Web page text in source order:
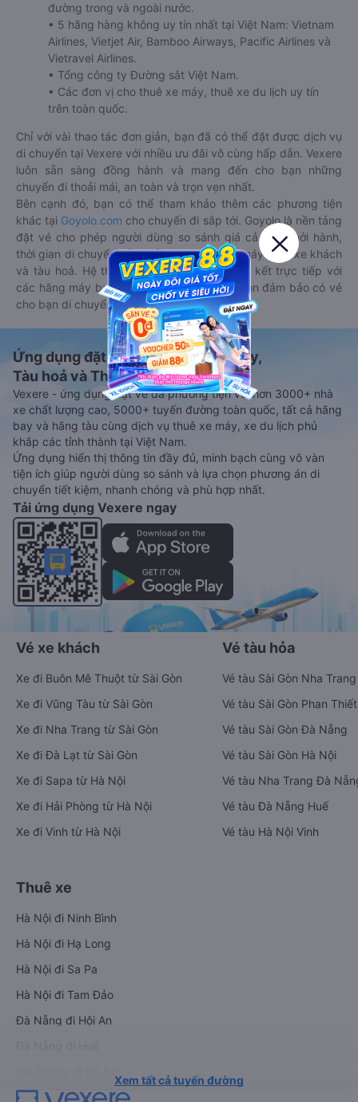
đường trong và ngoài nước.
• 5 hãng hàng không uy tín nhất tại Việt Nam: Vietnam
Airlines, Vietjet Air, Bamboo Airways, Pacific Airlines và
Vietravel Airlines.
• Tổng công ty Đường sắt Việt Nam.
• Các đơn vị cho thuê xe máy, thuê xe du lịch uy tín
trên toàn quốc.
Chỉ với vài thao tác đơn giản, bạn đã có thể đặt được dịch vụ
di chuyển tại Vexere với nhiều ưu đãi vô cùng hấp dẫn. Vexere
luôn sẵn sàng đồng hành và mang đến cho bạn những
chuyến đi thoải mái, an toàn và trọn vẹn nhất.
Bên cạnh đó, bạn có thể tham khảo thêm các phương tiện
khác tại Goyolo.com cho chuyến đi sắp tới. Goyolo là nền tảng
đặt vé cho phép người dùng so sánh giá cả, giờ khởi hành,
thời gian di chuyển của nhiều phương tiện máy bay, xe khách
và tàu hoả. Hệ thống của Goyolo được liên kết trực tiếp với
các hãng máy bay, xe khách và tàu hoả, luôn đảm bảo có vé
cho bạn di chuyển.
Ứng dụng đặt vé Xe khách, Máy bay,
Tàu hoả và Thuê xe
Vexere - ứng dụng đặt vé đa phương tiện với hơn 3000+ nhà
xe chất lượng cao, 5000+ tuyến đường toàn quốc, tất cả hãng
bay và hãng tàu cùng dịch vụ thuê xe máy, xe du lịch phủ
khắp các tỉnh thành tại Việt Nam.
Ứng dụng hiển thị thông tin đầy đủ, minh bạch cùng vô vàn
tiện ích giúp người dùng so sánh và lựa chọn phương án di
chuyển tiết kiệm, nhanh chóng và phù hợp nhất.
Tải ứng dụng Vexere ngay
Vé xe khách
Xe đi Buôn Mê Thuột từ Sài Gòn
Xe đi Vũng Tàu từ Sài Gòn
Xe đi Nha Trang từ Sài Gòn
Xe đi Đà Lạt từ Sài Gòn
Xe đi Sapa từ Hà Nội
Xe đi Hải Phòng từ Hà Nội
Xe đi Vinh từ Hà Nội
Vé tàu hỏa
Vé tàu Sài Gòn Nha Trang
Vé tàu Sài Gòn Phan Thiết
Vé tàu Sài Gòn Đà Nẵng
Vé tàu Sài Gòn Hà Nội
Vé tàu Nha Trang Đà
Vé tàu Đà Nẵng Huế
Vé tàu Hà Nội Vinh
Thuê xe
Hà Nội đi Ninh Bình
Hà Nội đi Hạ Long
Hà Nội đi Sa Pa
Hà Nội đi Tam Đảo
Đà Nẵng đi Hội An
Xem tất cả tuyến đường